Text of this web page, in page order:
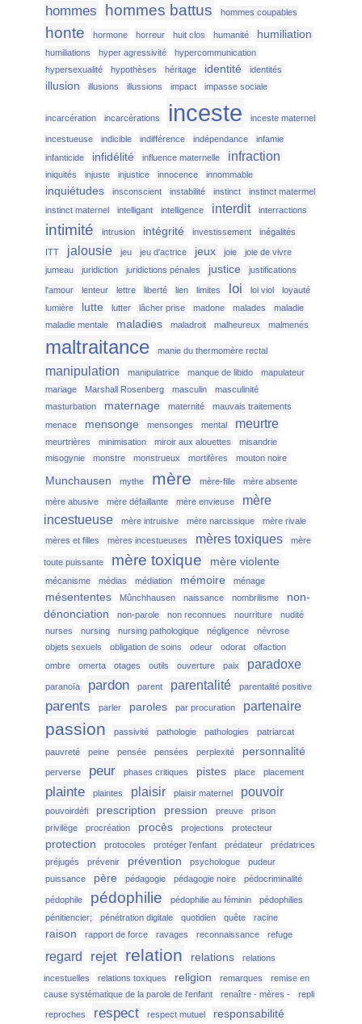
hommes hommes battus hommes coupables
honte hormone horreur huit clos humanité humiliation
humiliations hyper agressivité
hypercommunication
hypersexualité
hypothèses héritage identité identités
illusion illusions illussions impact impasse sociale
incarcération incarcérations inceste inceste maternel
incestueuse indicible indifférence indépendance
infamie
infanticide
infidélité influence maternelle infraction
iniquités injuste injustice innocence innommable
inquiétudes insconscient instabilité instinct
instinct matermel
instinct maternel
intelligant intelligence interdit interractions
intimité intrusion intégrité investissement inégalités
ITT jalousie jeu jeu d'actrice jeux joie
joie de vivre
jumeau
juridiction juridictions pénales justice justifications
l'amour lenteur lettre liberté lien limites loi loi viol
loyauté
lumière
lutte lutter lâcher prise madone malades
maladie
maladie mentale
maladies maladroit malheureux malmenés
maltraitance manie du thermomère rectal
manipulation manipulatrice manque de libido
mapulateur
mariage
Marshall Rosenberg masculin
masculinité
masturbation
maternage maternité
mauvais traitements
menace
mensonge mensonges mental meurtre
meurtrières minimisation miroir aux alouettes
misandrie
misogynie
monstre monstrueux mortifères mouton noire
Munchausen mythe mère mère-fille mère absente
mère abusive mère défaillante mère envieuse
mère
incestueuse
mère intruisive mère narcissique
mère rivale
mères et filles
mères incestueuses mères toxiques mère
toute puissante mère toxique mère violente
mécanisme médias médiation mémoire ménage
mésententes Mûnchhausen naissance nombrilisme
non-
dénonciation
non-parole non reconnues nourriture
nudité
nurses
nursing nursing pathologique négligence
névrose
objets sexuels
obligation de soins odeur odorat
olfaction
ombre
omerta otages outils ouverture paix paradoxe
paranoïa pardon parent parentalité parentalité positive
parents parler paroles par procuration partenaire
passion passivité pathologie pathologies patriarcat
pauvreté peine pensée pensées perplexité personnalité
perverse peur phases critiques pistes place placement
plainte plaintes plaisir plaisir maternel pouvoir
pouvoirdéfi prescription pression preuve
prison
privilège
procréation procès projections protecteur
protection protocoles protéger l'enfant prédateur
prédatrices
préjugés
prévenir prévention psychologue
pudeur
puissance
père pédagogie pédagogie noire pédocriminalité
pédophile pédophilie pédophilie au féminin
pédophilies
pénitiencier;
pénétration digitale quotidien quête racine
raison rapport de force ravages reconnaissance refuge
regard rejet relation relations relations
incestuelles relations toxiques religion remarques
remise en
cause systématique de la parole de l'enfant
renaître - mères - repli
reproches respect respect mutuel responsabilité